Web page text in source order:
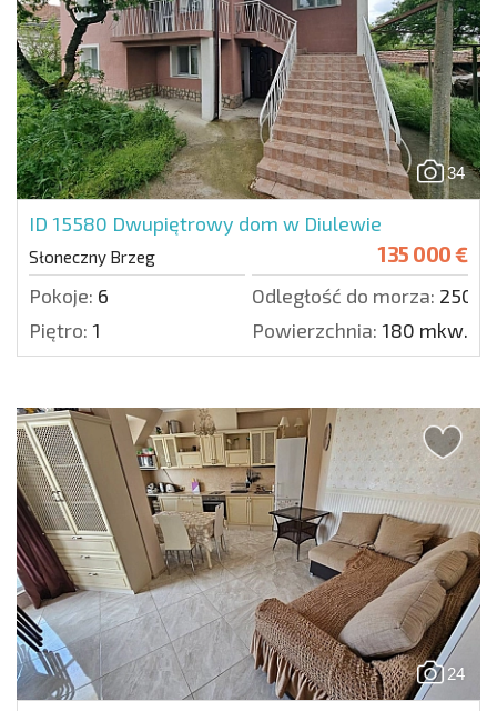
34
ID 15580 Dwupiętrowy dom w Diulewie
Słoneczny Brzeg 135 000 €
Pokoje: 6 Odległość do morza:
Piętro: 1 Powierzchnia: 180 mkw.
24